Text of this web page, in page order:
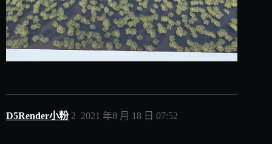
D5Render小粉 2021 年8 月 18 日 07:52
2